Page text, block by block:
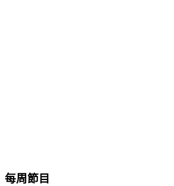
每周節目